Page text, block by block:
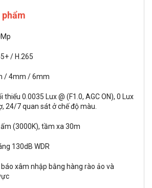
/ H.265
/ 4mm / 6mm
0.0035 Lux @ (F1.0, AGC ON), 0 Lux
24/7 quan sát ở chế độ màu.
(3000K), tầm xa 30m
130dB WDR
xâm nhập bằng hàng rào ảo và